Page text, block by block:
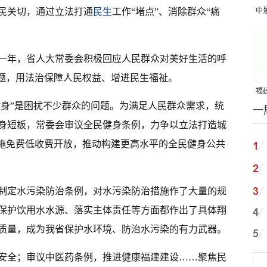
关切，通过立法打通 民生工作“堵点”、消除群众“痛
年，省人大常委会积极回应人民群众对美好生活的呼
用法治保障人民权益、增进民生福祉。
”是困扰不少群众的问题。为满足人民群众需求，统
短板，常委会审议全民健身条例，力争以立法打造城
免费低收费开放，推动构建更高水平的全民健身公共
定水污染防治条例，对水污染防治措施作了大量的规
护饮用水水源、落实主体责任等方面都作出了具体翔
，成为我省保护水环境、防治水污染的有力武器。
全；审议中医药条例，推进健康福建建设……聚焦民
中
福
国
一